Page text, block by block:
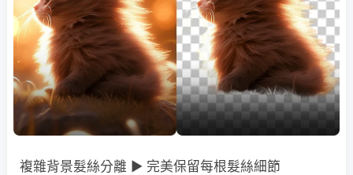
複雜背景髮絲分離 ► 完美保留每根髮絲細節